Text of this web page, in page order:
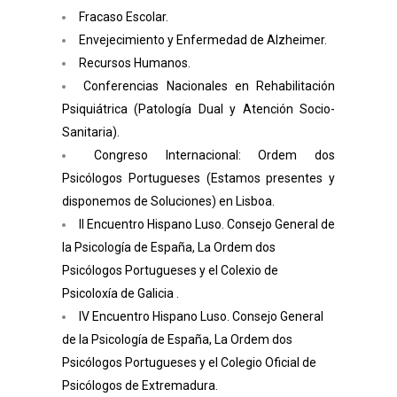
Fracaso Escolar.
Envejecimiento y Enfermedad de Alzheimer.
Recursos Humanos.
Conferencias Nacionales en Rehabilitación
Psiquiátrica (Patología Dual y Atención Socio-
Sanitaria).
Congreso Internacional: Ordem dos
Psicólogos Portugueses (Estamos presentes y
disponemos de Soluciones) en Lisboa.
II Encuentro Hispano Luso. Consejo General de
la Psicología de España, La Ordem dos
Psicólogos Portugueses y el Colexio de
Psicoloxía de Galicia .
IV Encuentro Hispano Luso. Consejo General
de la Psicología de España, La Ordem dos
Psicólogos Portugueses y el Colegio Oficial de
Psicólogos de Extremadura.